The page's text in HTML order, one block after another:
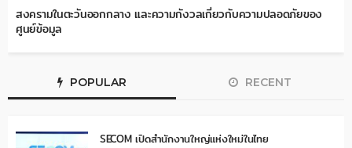
สงครามในตะวันออกกลาง และความกังวลเกี่ยวกับความปลอดภัยของ
ศูนย์ข้อมูล
POPULAR RECENT
SECOM เปิดสำนักงานใหญ่แห่งใหม่ในไทย